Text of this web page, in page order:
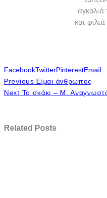
αγκαλιά
και
FacebookTwitterPinterestEmail
Previous Είμαι άνθρωπος
Next Το σκάκι – Μ.
Related Posts